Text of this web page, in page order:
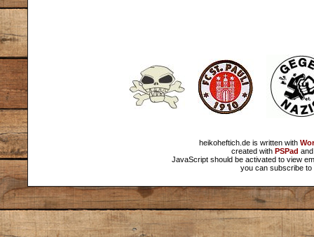
heikoheftich.de is written with
created with PSPad
JavaScript should be activated to view
you can subscribe